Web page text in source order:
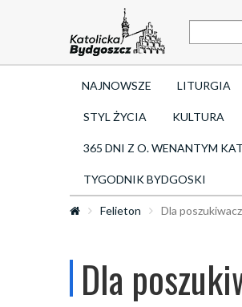
NAJNOWSZE LITURGIA
STYL ŻYCIA KULTURA
365 DNI Z O. WENANTYM
TYGODNIK BYDGOSKI
Felieton Dla
Dla